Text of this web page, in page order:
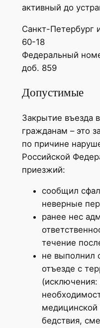
активный до
Санкт-Петербург
60-18
Федеральный
доб. 859
Допустимые
Закрытие въезда
гражданам – это
по причине
Российской
приезжий:
сообщил
неверные
ранее нес
течение
не выполнил
отъезде с
(исключения:
бедствия,